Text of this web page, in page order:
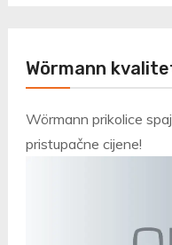
Wörmann
Wörmann prikolice
pristupačne cijene!